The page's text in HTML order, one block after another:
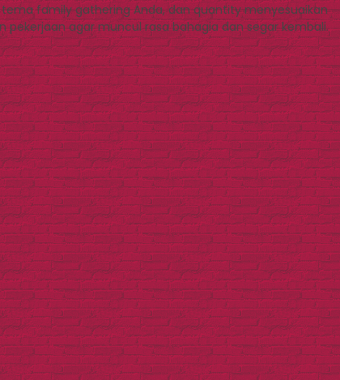
family gathering Anda, dan quantity menyesuaikan
agar muncul rasa bahagia dan segar kembali.